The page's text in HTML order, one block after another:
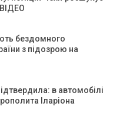
бездомного
з підозрою на
в автомобілі
Іларіона